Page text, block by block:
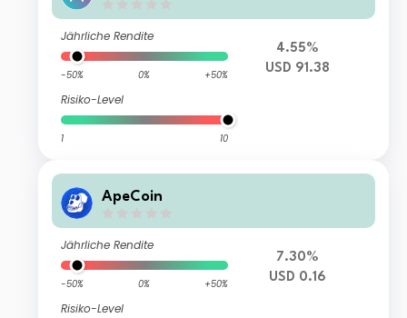
Jährliche Rendite
-50% 0% +50%
Risiko-Level
1 10
4.55%
USD 91.38
ApeCoin
Jährliche Rendite
-50% 0% +50%
Risiko-Level
7.30%
USD 0.16